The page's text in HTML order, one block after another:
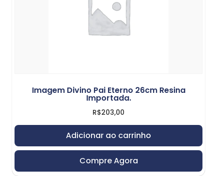
Imagem Divino Pai Eterno 26cm Resina
Importada.
R$203,00
Adicionar ao carrinho
Compre Agora